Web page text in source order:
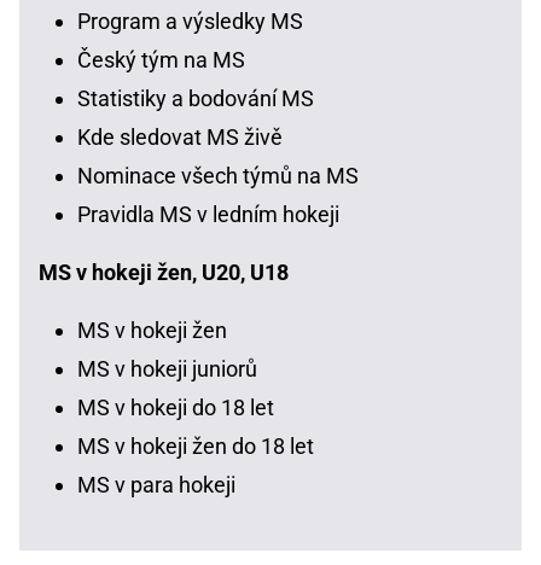
Program a výsledky MS
Český tým na MS
Statistiky a bodování MS
Kde sledovat MS živě
Nominace všech týmů na MS
Pravidla MS v ledním hokeji
MS v hokeji žen, U20, U18
MS v hokeji žen
MS v hokeji juniorů
MS v hokeji do 18 let
MS v hokeji žen do 18 let
MS v para hokeji